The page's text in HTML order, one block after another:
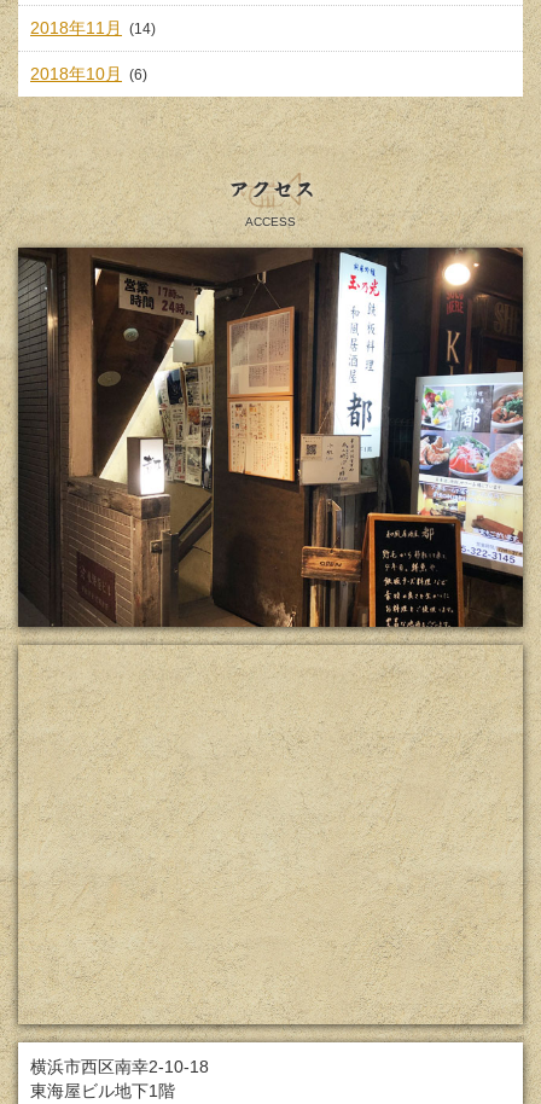
2018年11月 (14)
2018年10月 (6)
アクセス
ACCESS
横浜市西区南幸2-10-18
東海屋ビル地下1階